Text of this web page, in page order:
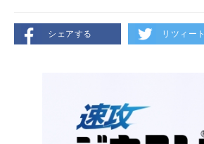
シェアする リツィート